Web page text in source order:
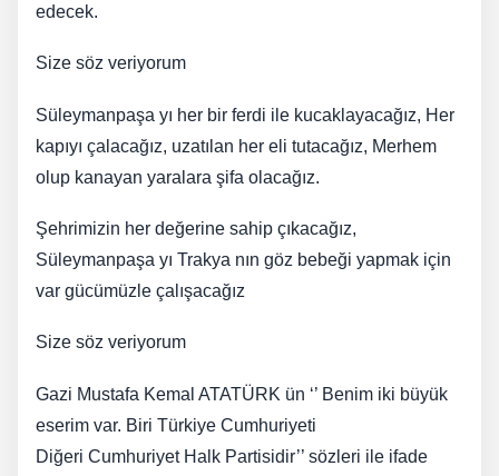
edecek.
​Size söz veriyorum
Süleymanpaşa yı her bir ferdi ile kucaklayacağız, Her
kapıyı çalacağız, uzatılan her eli tutacağız, Merhem
olup kanayan yaralara şifa olacağız.
​Şehrimizin her değerine sahip çıkacağız,
Süleymanpaşa yı Trakya nın göz bebeği yapmak için
var gücümüzle çalışacağız
​Size söz veriyorum
Gazi Mustafa Kemal ATATÜRK ün ‘’ Benim iki büyük
eserim var. Biri Türkiye Cumhuriyeti
Diğeri Cumhuriyet Halk Partisidir’’ sözleri ile ifade